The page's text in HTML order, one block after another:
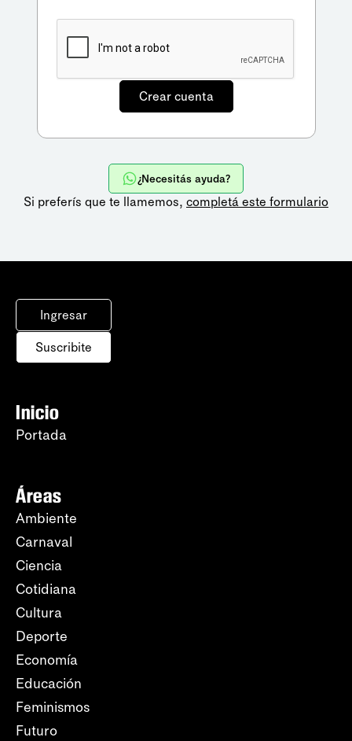
¿Necesitás ayuda?
Si preferís que te llamemos, completá este formulario
Ingresar
Suscribite
Inicio
Portada
Áreas
Ambiente
Carnaval
Ciencia
Cotidiana
Cultura
Deporte
Economía
Educación
Feminismos
Futuro